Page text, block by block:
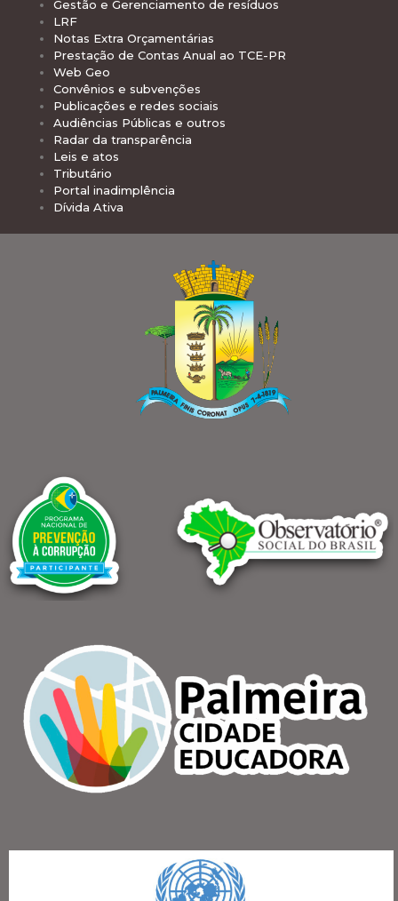
Gestão e Gerenciamento de resíduos
LRF
Notas Extra Orçamentárias
Prestação de Contas Anual ao TCE-PR
Web Geo
Convênios e subvenções
Publicações e redes sociais
Audiências Públicas e outros
Radar da transparência
Leis e atos
Tributário
Portal inadimplência
Dívida Ativa